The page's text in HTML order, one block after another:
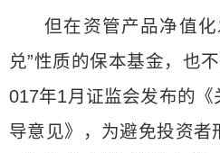
但在资管产品净值
兑”性质的保本基金，也
017年1月证监会发布的
导意见》，为避免投资者